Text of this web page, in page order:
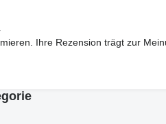
Ihre Rezension trägt zur